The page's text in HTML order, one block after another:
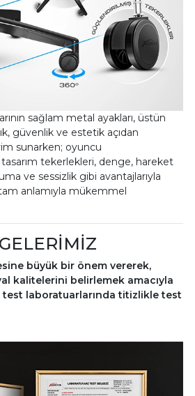
sağlam metal ayakları, üstün
güvenlik ve estetik açıdan
sunarken; oyuncu
tasarım tekerlekleri, denge, hareket
ve sessizlik gibi avantajlarıyla
anlamıyla mükemmel
büyük bir önem vererek,
kalitelerini belirlemek amacıyla
test laboratuarlarında titizlikle test